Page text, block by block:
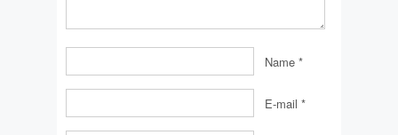
Name *
E-mail *